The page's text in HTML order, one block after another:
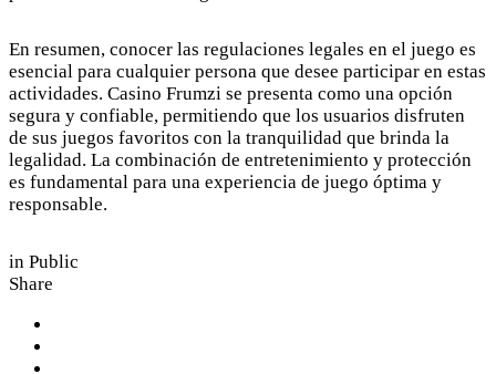
En resumen, conocer las regulaciones legales en el juego es
esencial para cualquier persona que desee participar en estas
actividades. Casino Frumzi se presenta como una opción
segura y confiable, permitiendo que los usuarios disfruten
de sus juegos favoritos con la tranquilidad que brinda la
legalidad. La combinación de entretenimiento y protección
es fundamental para una experiencia de juego óptima y
responsable.
in Public
Share